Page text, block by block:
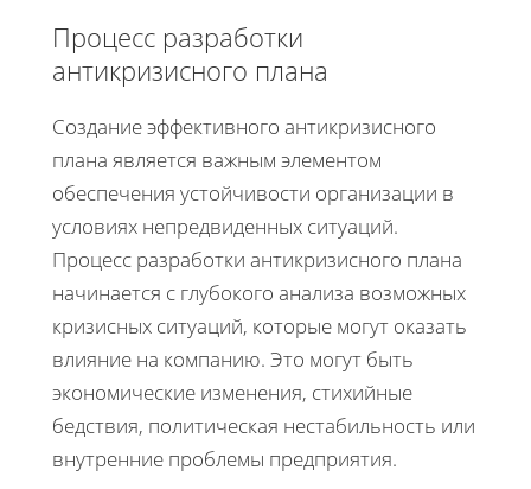
Процесс разработки
антикризисного плана
Создание эффективного антикризисного
плана является важным элементом
обеспечения устойчивости организации в
условиях непредвиденных ситуаций.
Процесс разработки антикризисного плана
начинается с глубокого анализа возможных
кризисных ситуаций, которые могут оказать
влияние на компанию. Это могут быть
экономические изменения, стихийные
бедствия, политическая нестабильность или
внутренние проблемы предприятия.